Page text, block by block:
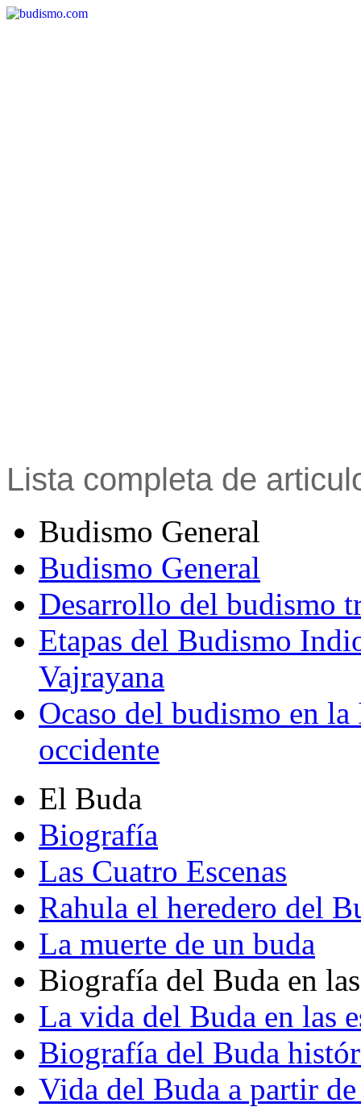
Lista completa de
Budismo General
Budismo General
Desarrollo del budismo
Etapas del Budismo
Vajrayana
Ocaso del budismo en
occidente
El Buda
Biografía
Las Cuatro Escenas
Rahula el heredero del
La muerte de un buda
Biografía del Buda en
La vida del Buda en las
Biografía del Buda
Vida del Buda a partir de